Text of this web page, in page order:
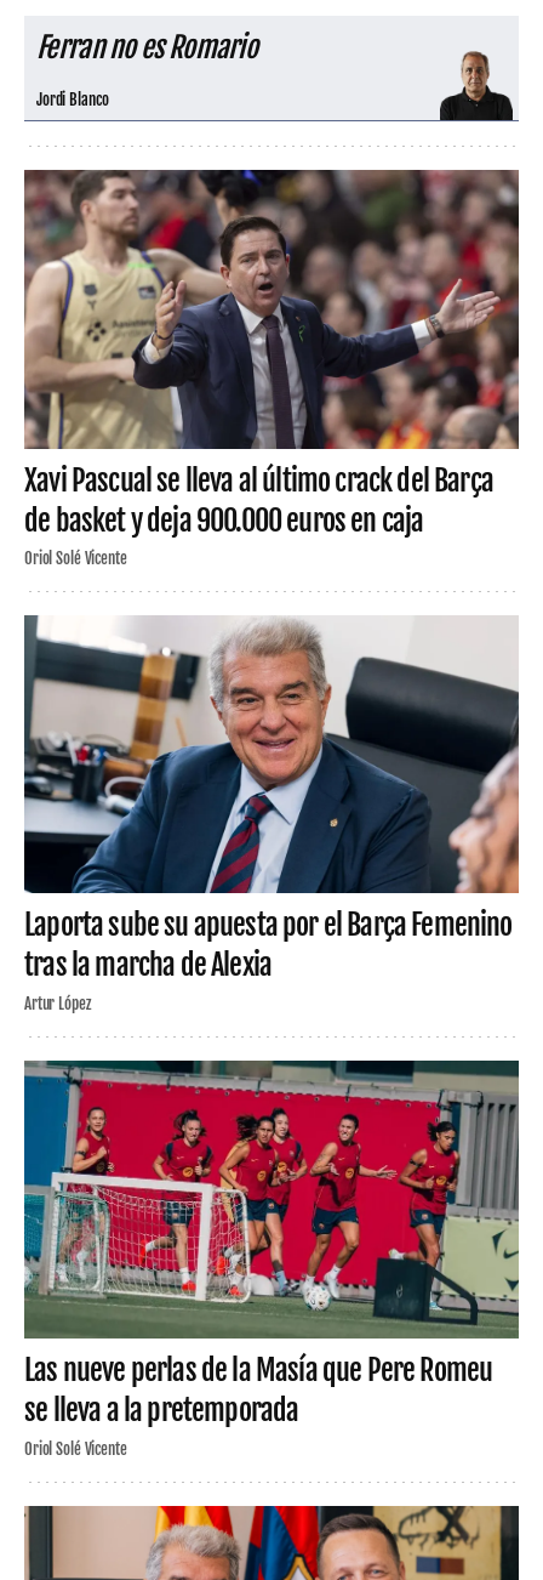
Ferran no es Romario
Jordi Blanco
Xavi Pascual se lleva al último crack del Barça
de basket y deja 900.000 euros en caja
Oriol Solé Vicente
Laporta sube su apuesta por el Barça Femenino
tras la marcha de Alexia
Artur López
Las nueve perlas de la Masía que Pere Romeu
se lleva a la pretemporada
Oriol Solé Vicente